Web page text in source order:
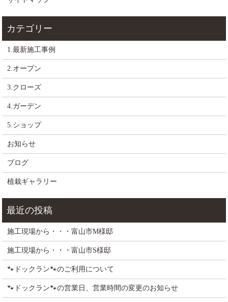
1.最新施工事例
2.オープン
3.クローズ
4.ガーデン
5.ショップ
お知らせ
ブログ
植栽ギャラリー
施工現場から・・・富山市M様邸
施工現場から・・・富山市S様邸
🐾ドックラン🐾のご利用について
🐾ドックラン🐾の営業日、営業時間の変更のお知らせ